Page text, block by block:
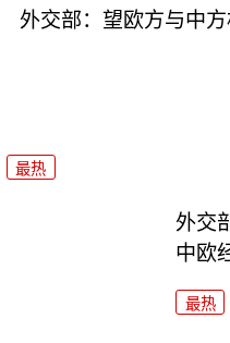
外交部：望欧方与中
最热
外交
中欧
最热